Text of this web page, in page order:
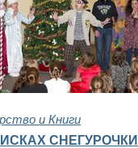
и Книги
СНЕГУРОЧКИ